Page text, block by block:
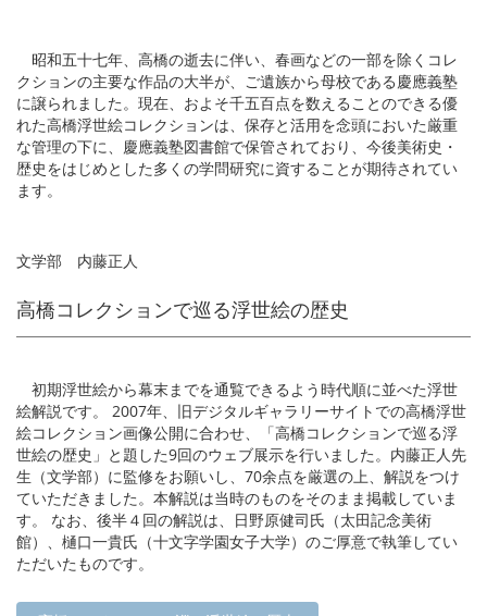
昭和五十七年、高橋の逝去に伴い、春画などの一部を除くコレ
クションの主要な作品の大半が、ご遺族から母校である慶應義塾
に譲られました。現在、およそ千五百点を数えることのできる優
れた高橋浮世絵コレクションは、保存と活用を念頭においた厳重
な管理の下に、慶應義塾図書館で保管されており、今後美術史・
歴史をはじめとした多くの学問研究に資することが期待されてい
ます。
文学部 内藤正人
高橋コレクションで巡る浮世絵の歴史
初期浮世絵から幕末までを通覧できるよう時代順に並べた浮世
絵解説です。 2007年、旧デジタルギャラリーサイトでの高橋浮世
絵コレクション画像公開に合わせ、「高橋コレクションで巡る浮
世絵の歴史」と題した9回のウェブ展示を行いました。内藤正人先
生（文学部）に監修をお願いし、70余点を厳選の上、解説をつけ
ていただきました。本解説は当時のものをそのまま掲載していま
す。 なお、後半４回の解説は、日野原健司氏（太田記念美術
館）、樋口一貴氏（十文字学園女子大学）のご厚意で執筆してい
ただいたものです。